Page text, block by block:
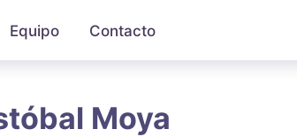
Equipo Contacto
Moya